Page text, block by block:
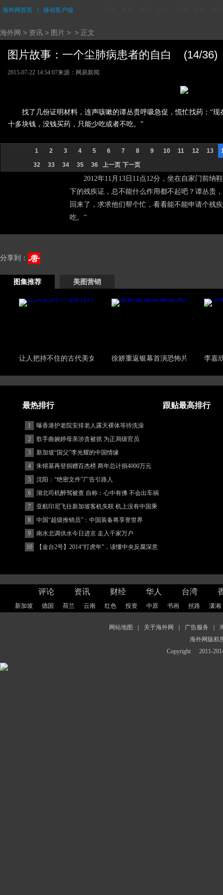
海外网首页 移动客户端
海外网 > 资讯 > 图片 > > 正文
图片故事：一个尘肺病患者的自白 (14/36)
2015-07-22 14:54:07来源： 网易新闻
找了几份证明材料，连声咳嗽的谭丛贵呼吸急促，慌忙找药：“
十多块钱，没钱买药，只能少吃或者不吃。”
1 2 3 4 5 6 7 8 9 10 11 12 13
32
33 34 35 36 上一页 下一页
2012年11月13日11点12分，坐在自家门前纳
下的残疾证，总不能什么作用都不起吧？谭丛贵
回来了，求求他们帮个忙，看看能不能申请个残
吃。”
分享到：
图集推荐 美图营销
让人把持不住的古代美女 徐娇重返银幕首演恐怖片 李嘉
最热排行 跟贴最高排行
1
曝香港护老院安排老人露天裸体等待洗澡
2
歌手曲婉婷母亲涉贪被抓 为正局级官员
3
新加坡“国父”李光耀的中国情缘
4
朱镕基再登捐赠百杰榜 两年总计捐4000万元
5
沈阳：“绝密文件”广告引路人
6
湖北司机醉驾被查 自称：心中有佛 不会出车祸
(图)
7
亚航印尼飞往新加坡客机失联 机上没有中国乘
客
8
中国“超级推销员”：中国装备将享誉世界
9
南水北调供水今日进京 走入千家万户
10
【金台2号】2014“打虎年”，读懂中央反腐深意
评论 资讯 财经 华人 台湾
新加坡 德国 荷兰 云南 红色 投资 中原 书画 丝路 潇湘
网站地图 关于海外网 广告服务
海外网版权
Copyright
2011-